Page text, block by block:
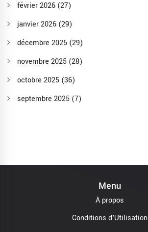
février 2026 (27)
janvier 2026 (29)
décembre 2025 (29)
novembre 2025 (28)
octobre 2025 (36)
septembre 2025 (7)
Menu
À propos
Conditions d'Utilisation